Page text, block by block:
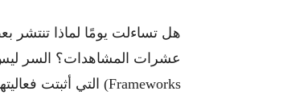
هل تساءلت يومًا لماذا تنتشر
عشرات المشاهدات؟ السر
Frameworks) التي أثبتت فعاليتها في جذب الجمهور وتحفيز التفاعل.